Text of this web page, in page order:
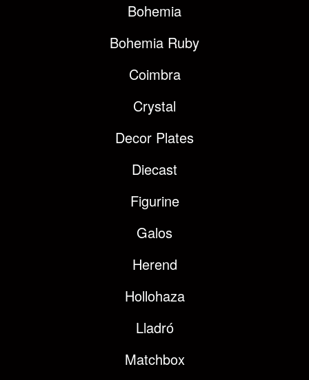
Bohemia
Bohemia Ruby
Coimbra
Crystal
Decor Plates
Diecast
Figurine
Galos
Herend
Hollohaza
Lladró
Matchbox